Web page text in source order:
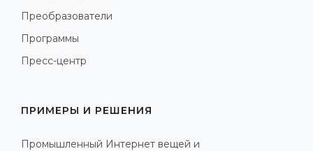
Преобразователи
Программы
Пресс-центр
ПРИМЕРЫ И РЕШЕНИЯ
Промышленный Интернет вещей и